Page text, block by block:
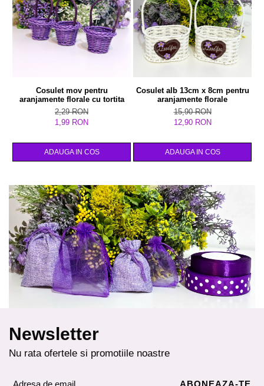
Cosulet mov pentru
aranjamente florale cu tortita
2,29 RON
1,99 RON
ADAUGA IN COS
Cosulet alb 13cm x 8cm pentru
aranjamente florale
15,90 RON
12,90 RON
ADAUGA IN COS
Newsletter
Nu rata ofertele si promotiile noastre